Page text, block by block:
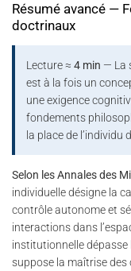
Résumé avancé —
doctrinaux
Lecture ≈4 min — La
est à la fois un
une exigence
fondements
la place de l’individu
Selon les Annales des
individuelle désigne la
contrôle autonome et
interactions dans
institutionnelle dépasse
suppose la maîtrise